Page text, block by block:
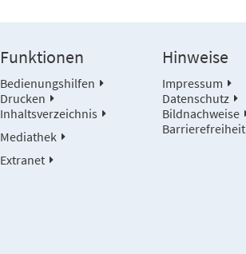
Funktionen
Bedienungshilfen
Drucken
Inhaltsverzeichnis
Mediathek
Extranet
Hinweise
Impressum
Datenschutz
Bildnachweise
Barrierefreiheit